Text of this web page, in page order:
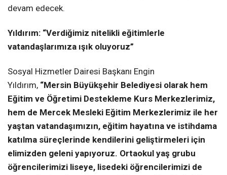
devam edecek.
Yıldırım: “Verdiğimiz nitelikli eğitimlerle
vatandaşlarımıza ışık oluyoruz”
Sosyal Hizmetler Dairesi Başkanı Engin
Yıldırım, “Mersin Büyükşehir Belediyesi olarak hem
Eğitim ve Öğretimi Destekleme Kurs Merkezlerimiz,
hem de Mercek Mesleki Eğitim Merkezlerimiz ile her
yaştan vatandaşımızın, eğitim hayatına ve istihdama
katılma süreçlerinde kendilerini geliştirmeleri için
elimizden geleni yapıyoruz. Ortaokul yaş grubu
öğrencilerimizi liseye, lisedeki öğrencilerimizi de